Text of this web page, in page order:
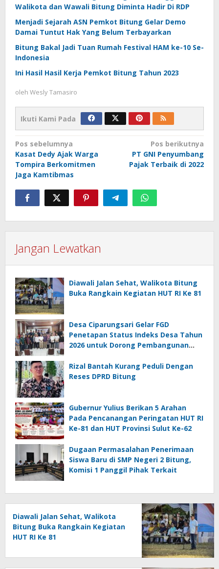
Walikota dan Wawali Bitung Diminta Hadir Di RDP
Menjadi Sejarah ASN Pemkot Bitung Gelar Demo
Damai Tuntut Hak Yang Belum Terbayarkan
Bitung Bakal Jadi Tuan Rumah Festival HAM ke-10 Se-
Indonesia
Ini Hasil Hasil Kerja Pemkot Bitung Tahun 2023
oleh Wesly Tamasiro
Ikuti Kami Pada
Navigasi
pos
Pos sebelumnya
Kasat Dedy Ajak Warga
Tompira Berkomitmen
Jaga Kamtibmas
Pos berikutnya
PT GNI Penyumbang
Pajak Terbaik di 2022
Jangan Lewatkan
Diawali Jalan Sehat, Walikota Bitung
Buka Rangkain Kegiatan HUT RI Ke 81
Desa Ciparungsari Gelar FGD
Penetapan Status Indeks Desa Tahun
2026 untuk Dorong Pembangunan
Rizal Bantah Kurang Peduli Dengan
Reses DPRD Bitung
Gubernur Yulius Berikan 5 Arahan
Pada Pencanangan Peringatan HUT RI
Ke-81 dan HUT Provinsi Sulut Ke-62
Dugaan Permasalahan Penerimaan
Siswa Baru di SMP Negeri 2 Bitung,
Komisi 1 Panggil Pihak Terkait
Diawali Jalan Sehat, Walikota
Bitung Buka Rangkain Kegiatan
HUT RI Ke 81